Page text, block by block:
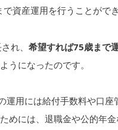
資産運用を行うことができ
れ、 希望すれば75歳まで
うになったのです。
用には給付手数料や口
めには、退職金や公的年